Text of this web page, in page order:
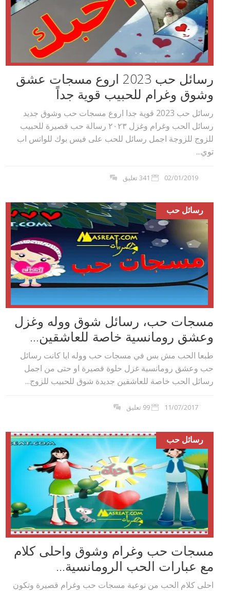
رسائل حب 2023 اروع مسجات عشق
وشوق وغرام للحبيب قوية جداً
رسائل حب 2023 قوية جدا اروع مسجات حب وشوق جديد
رسائل الحب وغرام وغزل ٢٠٢۳ رسالة حب قصيرة للحبيب
للزوج للزوجة اجمل رسائل للحب على فيس بوك للواتس اب
توي...
02/01/2019 341 تعليق
رسائل حب
مسجات حب، رسائل شوق ووله وغزل
وعشق رومانسية خاصة للعاشقين...
طبعا الحب مش بس في مسجات حب ووله ايا كانت رسائل
حب وعشق رومانسية غزل حلوة قصيرة او حتى من اجمل
رسائل الحب خاصة للعاشقين جديدة شوق للحبيب للزوج...
11/07/2017 99 تعليق
رسائل حب
مسجات حب وغرام وشوق واحلى كلام
مع عبارات الحب الرومانسية...
احلى كلام الحب من نوعية مسجات حب وغرام قصيرة وتكون